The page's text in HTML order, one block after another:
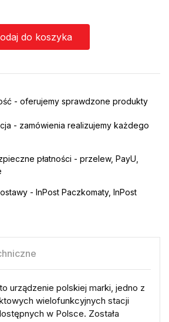
do koszyka
- oferujemy sprawdzone produkty
- zamówienia realizujemy każdego
płatności - przelew, PayU,
- InPost Paczkomaty, InPost
urządzenie polskiej marki, jedno z
wielofunkcyjnych stacji
w Polsce. Została